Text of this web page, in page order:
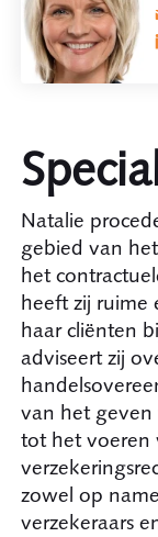
Natalie
gebied van het
het
heeft zij ruime
haar cliënten
adviseert zij
van het geven
tot het voeren
zowel op
verzekeraars